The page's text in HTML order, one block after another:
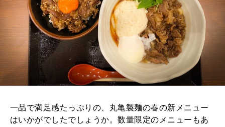
一品で満足感たっぷりの、丸亀製麺の春の新メニュー
はいかがでしたでしょうか。数量限定のメニューもあ